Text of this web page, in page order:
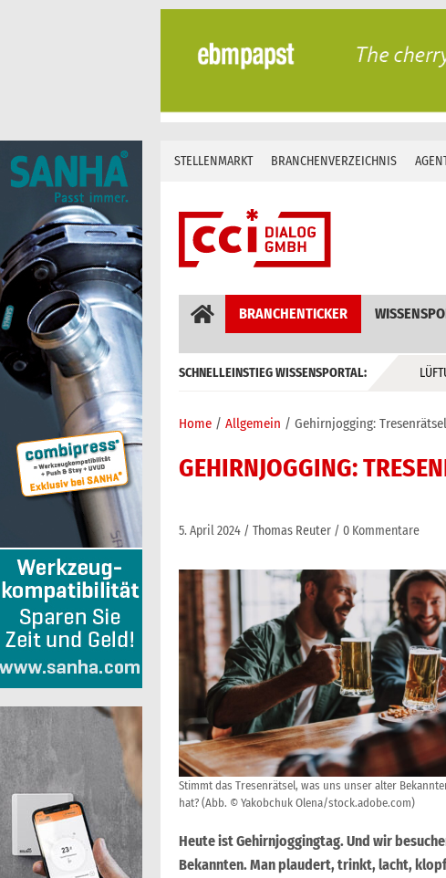
Skip
content
STELLENMARKT BRANCHENVERZEICHNIS
BRANCHENTICKER
SCHNELLEINSTIEG WISSENSPORTAL:
Home Allgemein Gehirnjogging: Tresenrätsel
GEHIRNJOGGING:
5. April 2024 Thomas Reuter 0 Kommentare
Stimmt das Tresenrätsel, was uns unser alter
hat? (Abb. © Yakobchuk Olena/stock.adobe.com)
Heute ist Gehirnjoggingtag. Und wir
Bekannten. Man plaudert, trinkt, lacht,